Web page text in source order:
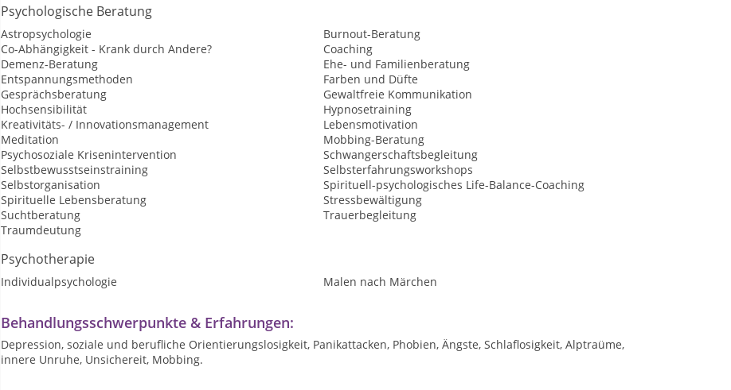
Psychologische Beratung
Astropsychologie
Burnout-Beratung
Co-Abhängigkeit - Krank durch Andere?
Coaching
Demenz-Beratung
Ehe- und Familienberatung
Entspannungsmethoden
Farben und Düfte
Gesprächsberatung
Gewaltfreie Kommunikation
Hochsensibilität
Hypnosetraining
Kreativitäts- / Innovationsmanagement
Lebensmotivation
Meditation
Mobbing-Beratung
Psychosoziale Krisenintervention
Schwangerschaftsbegleitung
Selbstbewusstseinstraining
Selbsterfahrungsworkshops
Selbstorganisation
Spirituell-psychologisches Life-Balance-Coaching
Spirituelle Lebensberatung
Stressbewältigung
Suchtberatung
Trauerbegleitung
Traumdeutung
Psychotherapie
Individualpsychologie Malen nach Märchen
Behandlungsschwerpunkte & Erfahrungen:
Depression, soziale und berufliche Orientierungslosigkeit, Panikattacken, Phobien, Ängste, Schlaflosigkeit, Alptraüme,
innere Unruhe, Unsichereit, Mobbing.